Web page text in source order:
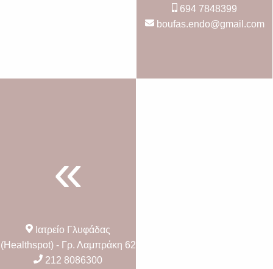
694 7848399
boufas.endo@gmail.com
Ιατρείο Γλυφάδας
(Healthspot) - Γρ. Λαμπράκη 62
212 8086300